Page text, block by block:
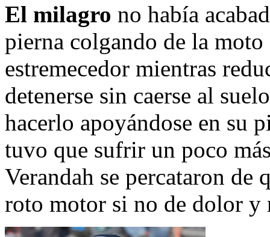
El milagro no había
pierna colgando de la
estremecedor mientras
detenerse sin caerse al
hacerlo apoyándose en su
tuvo que sufrir un poco
Verandah se percataron de
roto motor si no de dolor y